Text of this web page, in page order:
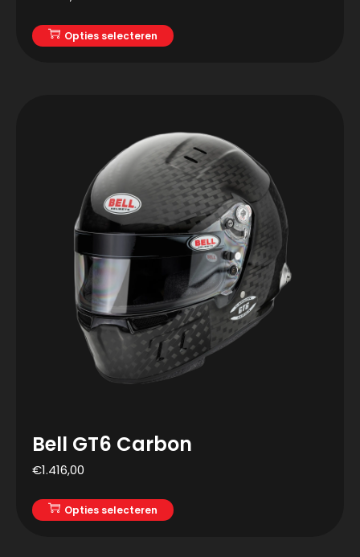
Opties selecteren
Bell GT6 Carbon
€1.416,00
Opties selecteren